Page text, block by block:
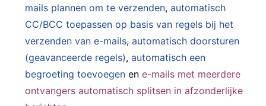
mails plannen om te verzenden,automatisch
CC/BCC toepassen op basis van regels bij het
verzenden van e-mails,automatisch doorsturen
(geavanceerde regels),automatisch een
begroeting toevoegen ene-mails met meerdere
ontvangers automatisch splitsen in afzonderlijke